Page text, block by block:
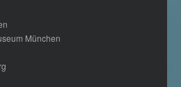
München